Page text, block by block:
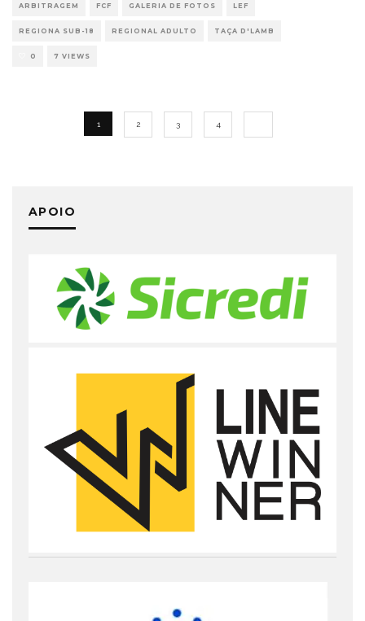
ARBITRAGEM FCF GALERIA DE FOTOS LEF
REGIONA SUB-18 REGIONAL ADULTO TAÇA D'LAMB
0 7 VIEWS
1 2 3 4
APOIO